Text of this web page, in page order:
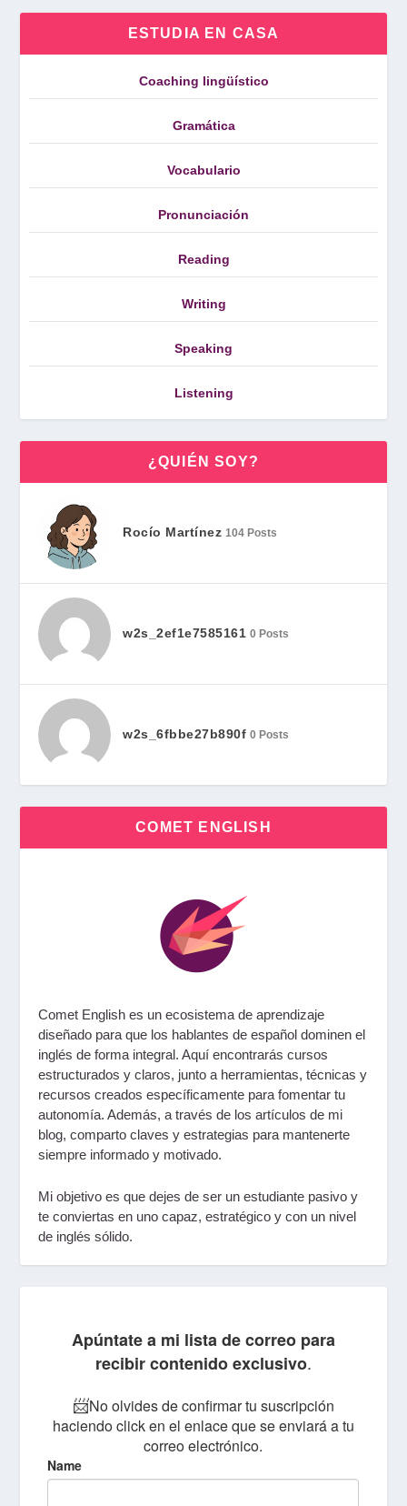
ESTUDIA EN CASA
Coaching lingüístico
Gramática
Vocabulario
Pronunciación
Reading
Writing
Speaking
Listening
¿QUIÉN SOY?
Rocío Martínez 104 Posts
w2s_2ef1e7585161 0 Posts
w2s_6fbbe27b890f 0 Posts
COMET ENGLISH
Comet English es un ecosistema de aprendizaje
diseñado para que los hablantes de español dominen el
inglés de forma integral. Aquí encontraráscursos
estructurados y claros, junto a herramientas, técnicas y
recursos creados específicamente para fomentar tu
autonomía. Además, a través de los artículos de mi
blog, comparto claves y estrategias para mantenerte
siempre informado y motivado.
Mi objetivo es que dejes de ser un estudiante pasivo y
te conviertas en unocapaz, estratégico y con un nivel
de inglés sólido.